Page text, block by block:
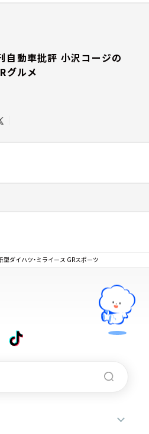
自動車批評 小沢コージの
グルメ
ダイハツ・ミライース GRスポーツ